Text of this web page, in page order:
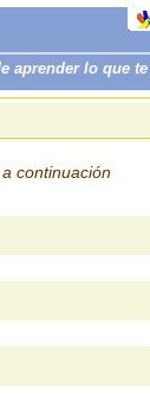
aprender lo que
continuación